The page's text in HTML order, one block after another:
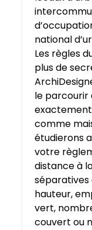
national
Les règles
plus de
le parcourir
comme
étudierons
votre
distance à
séparatives
hauteur,
vert,
couvert ou